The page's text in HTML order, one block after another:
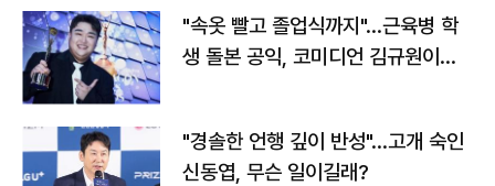
"속옷 빨고 졸업식까지"…근육병 학
생 돌본 공익, 코미디언 김규원이었
"경솔한 언행 깊이 반성"…고개 숙인
신동엽, 무슨 일이길래?